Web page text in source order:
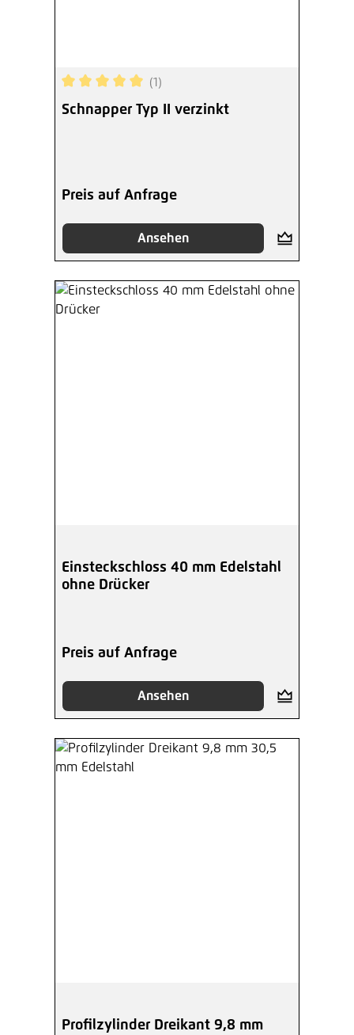
Durchschnittliche Bewertung von 5 von 5
(1)
Schnapper Typ II verzinkt
Preis auf Anfrage
Ansehen
Einsteckschloss 40 mm Edelstahl
ohne Drücker
Preis auf Anfrage
Ansehen
Profilzylinder Dreikant 9,8 mm